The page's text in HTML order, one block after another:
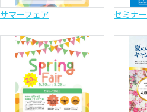
サマーフェア セミナー